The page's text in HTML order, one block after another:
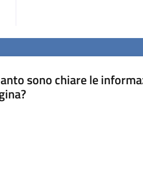
sono chiare le